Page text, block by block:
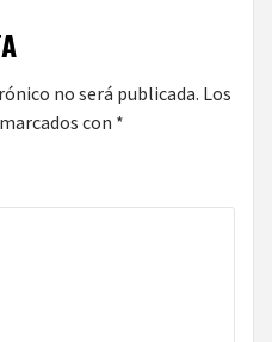
no será publicada. Los
con *